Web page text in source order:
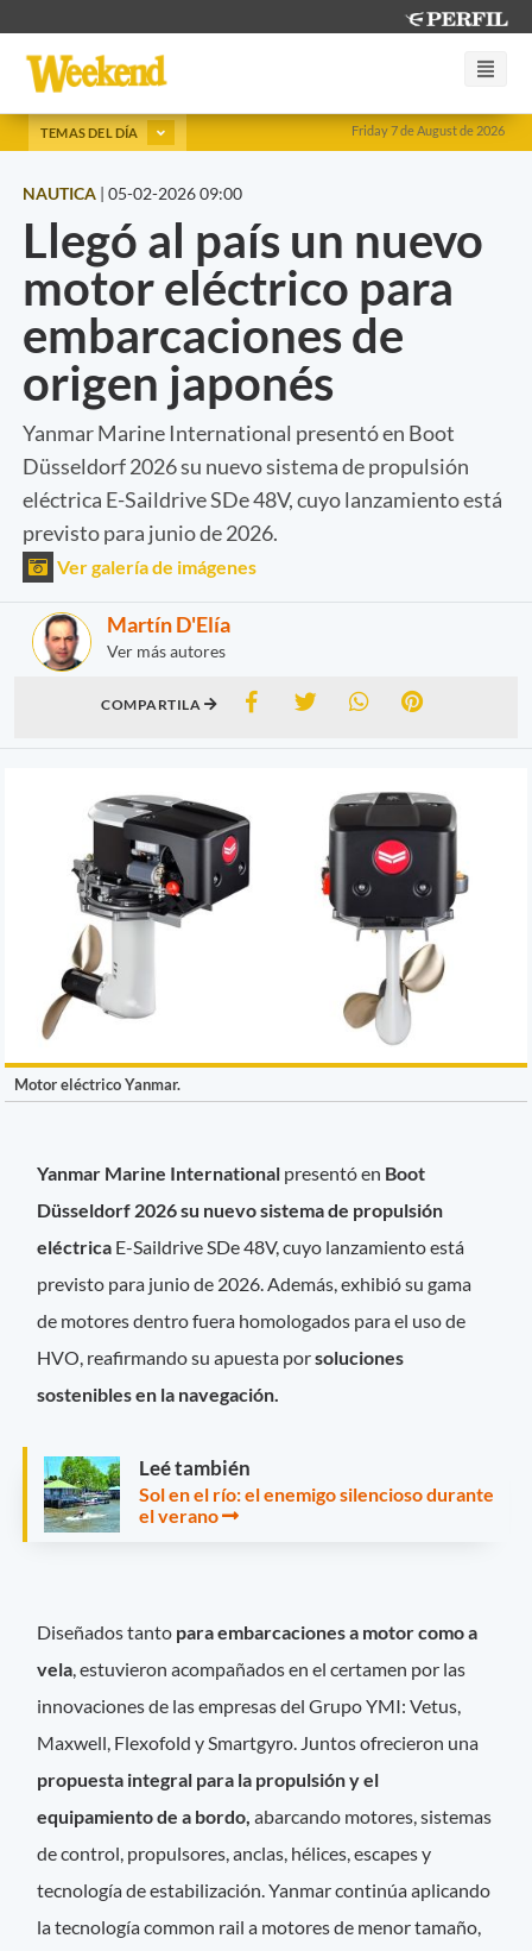
Friday 7 de August de 2026
TEMAS DEL DÍA
NAUTICA | 05-02-2026 09:00
Llegó al país un nuevo
motor eléctrico para
embarcaciones de
origen japonés
Yanmar Marine International presentó en Boot
Düsseldorf 2026 su nuevo sistema de propulsión
eléctrica E-Saildrive SDe 48V, cuyo lanzamiento está
previsto para junio de 2026.
Ver galería de imágenes
Martín D'Elía
Ver más autores
COMPARTILA
Motor eléctrico Yanmar.
Yanmar Marine International presentó en Boot
Düsseldorf 2026 su nuevo sistema de propulsión
eléctrica E-Saildrive SDe 48V, cuyo lanzamiento está
previsto para junio de 2026. Además, exhibió su gama
de motores dentro fuera homologados para el uso de
HVO, reafirmando su apuesta porsoluciones
sostenibles en la navegación.
Leé también
Sol en el río: el enemigo silencioso durante
el verano
Diseñados tanto para embarcaciones a motor como a
vela, estuvieron acompañados en el certamen por las
innovaciones de las empresas del Grupo YMI: Vetus,
Maxwell, Flexofold y Smartgyro. Juntos ofrecieron una
propuesta integral para la propulsión y el
equipamiento de a bordo, abarcando motores, sistemas
de control, propulsores, anclas, hélices, escapes y
tecnología de estabilización. Yanmar continúa aplicando
la tecnología common rail a motores de menor tamaño,